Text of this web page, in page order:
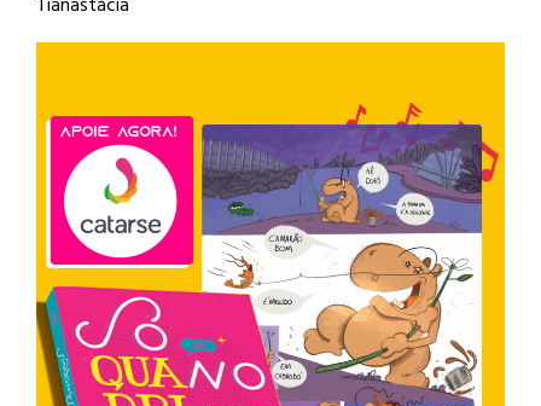
Tianastácia